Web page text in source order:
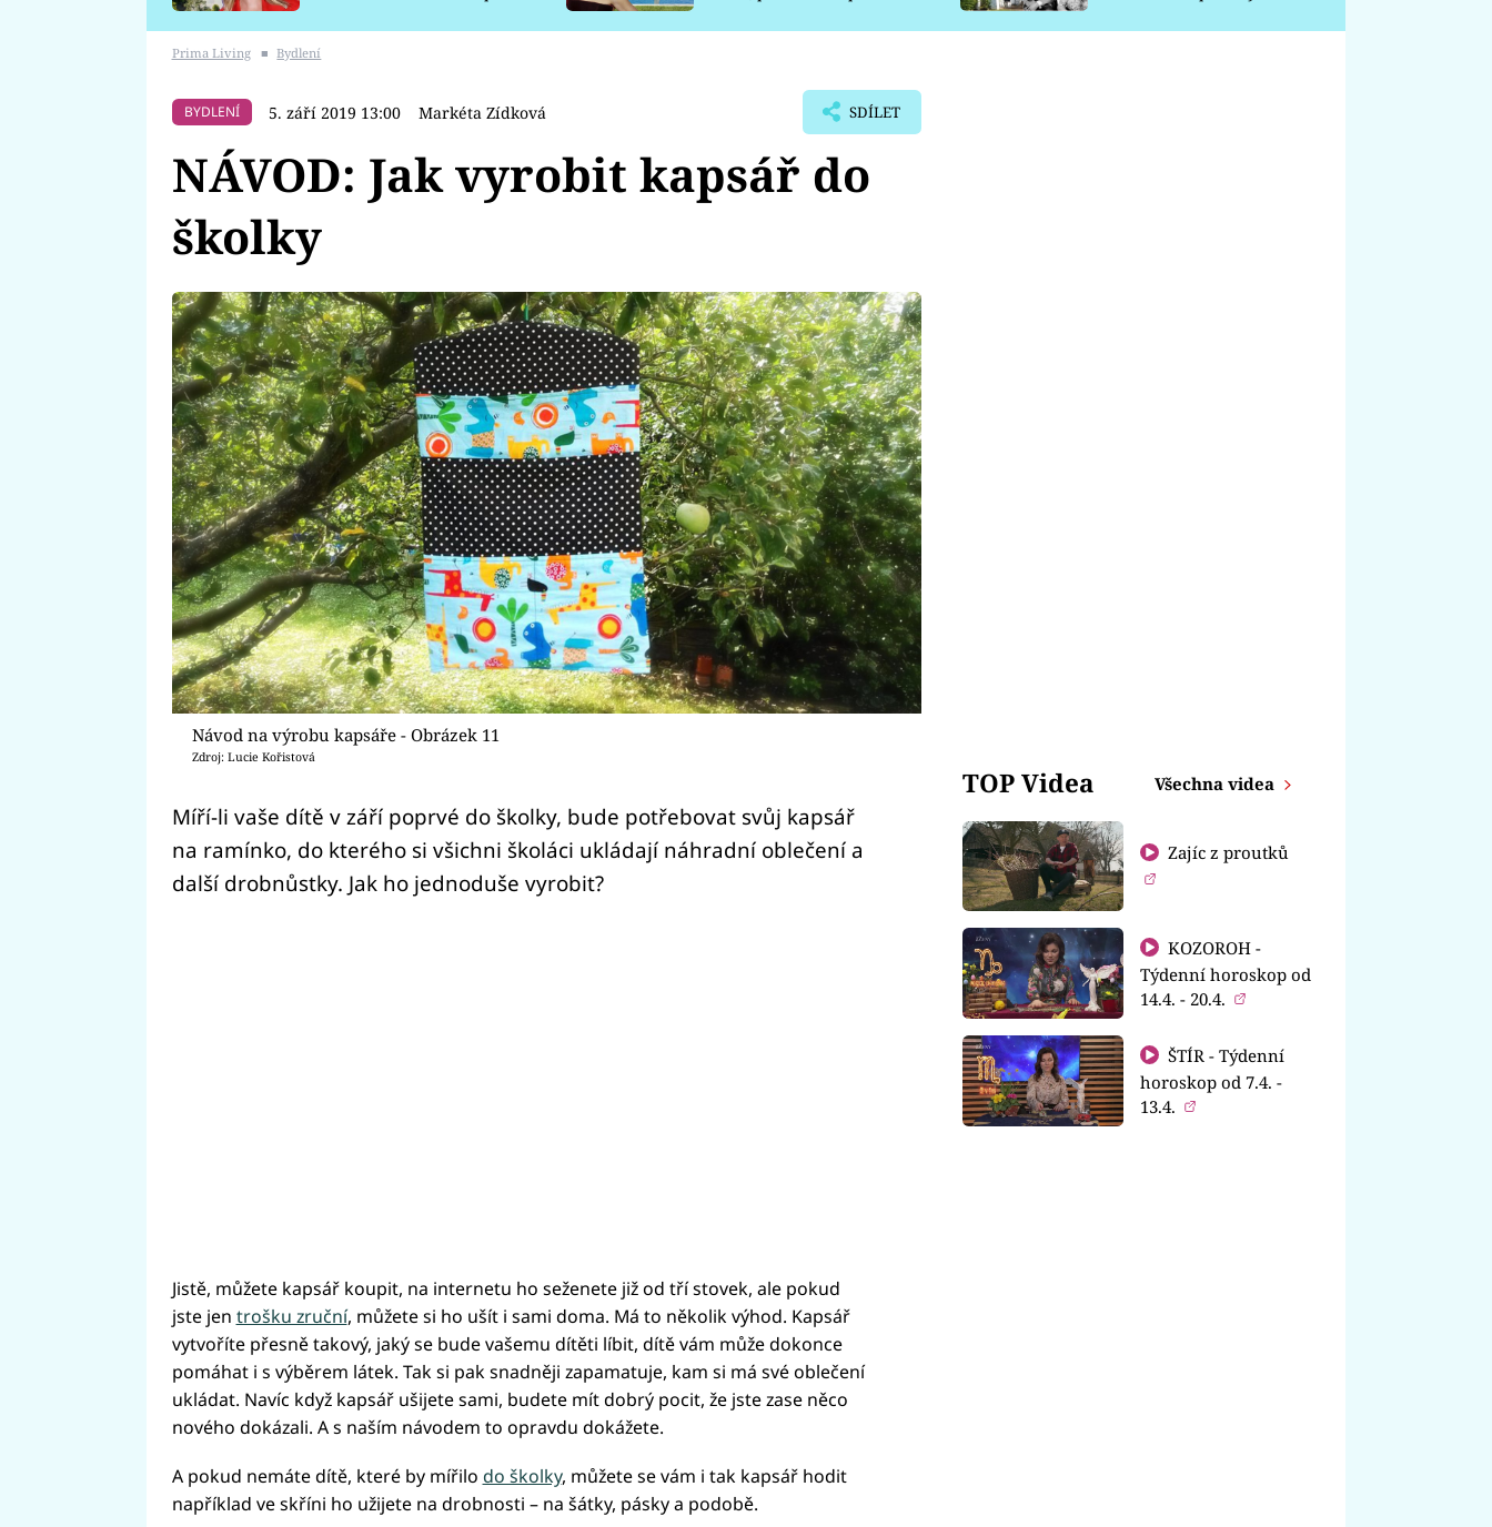
Prima Living ■ Bydlení
BYDLENÍ 5. září 2019 13:00 Markéta Zídková SDÍLET
NÁVOD: Jak vyrobit kapsář do
školky
Návod na výrobu kapsáře - Obrázek 11
Zdroj: Lucie Kořistová
Míří-li vaše dítě v září poprvé do školky, bude potřebovat svůj kapsář
na ramínko, do kterého si všichni školáci ukládají náhradní oblečení a
další drobnůstky. Jak ho jednoduše vyrobit?
Jistě, můžete kapsář koupit, na internetu ho seženete již od tří stovek, ale pokud
jste jen trošku zruční, můžete si ho ušít i sami doma. Má to několik výhod. Kapsář
vytvoříte přesně takový, jaký se bude vašemu dítěti líbit, dítě vám může dokonce
pomáhat i s výběrem látek. Tak si pak snadněji zapamatuje, kam si má své oblečení
ukládat. Navíc když kapsář ušijete sami, budete mít dobrý pocit, že jste zase něco
nového dokázali. A s naším návodem to opravdu dokážete.
A pokud nemáte dítě, které by mířilo do školky, můžete se vám i tak kapsář hodit
například ve skříni ho užijete na drobnosti – na šátky, pásky a podobě.
TOP Videa Všechna videa
Zajíc z proutků
KOZOROH -
Týdenní horoskop od
14.4. - 20.4.
ŠTÍR - Týdenní
horoskop od 7.4. -
13.4.